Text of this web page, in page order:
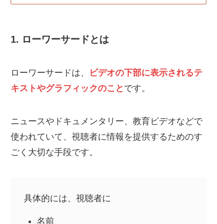
1. ローワーサードとは
ローワーサードは、
ビデオの下部に表示されるテ
キストやグラフィックのこと です。
ニュースやドキュメンタリー、教育ビデオなどで
使われていて、視聴者に情報を提供するためのす
ごく大切な手段です。
具体的には、視聴者に
名前